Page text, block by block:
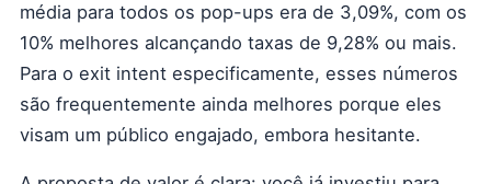
média para todos os pop-ups era de 3,09%, com os
10% melhores alcançando taxas de 9,28% ou mais.
Para o exit intent especificamente, esses números
são frequentemente ainda melhores porque eles
visam um público engajado, embora hesitante.